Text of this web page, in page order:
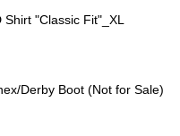
"Classic Fit"_XL
Derby Boot (Not for Sale)